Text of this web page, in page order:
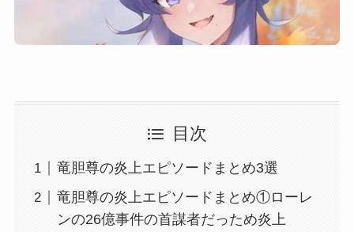
目次
竜胆尊の炎上エピソードまとめ3選
竜胆尊の炎上エピソードまとめ①ローレ
ンの26億事件の首謀者だっため炎上